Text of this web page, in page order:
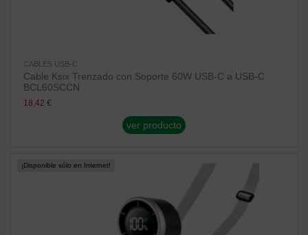
CABLES USB-C
Cable Ksix Trenzado con Soporte 60W USB-C a USB-C
BCL60SCCN
18,42 €
ver producto
¡Disponible sólo en Internet!